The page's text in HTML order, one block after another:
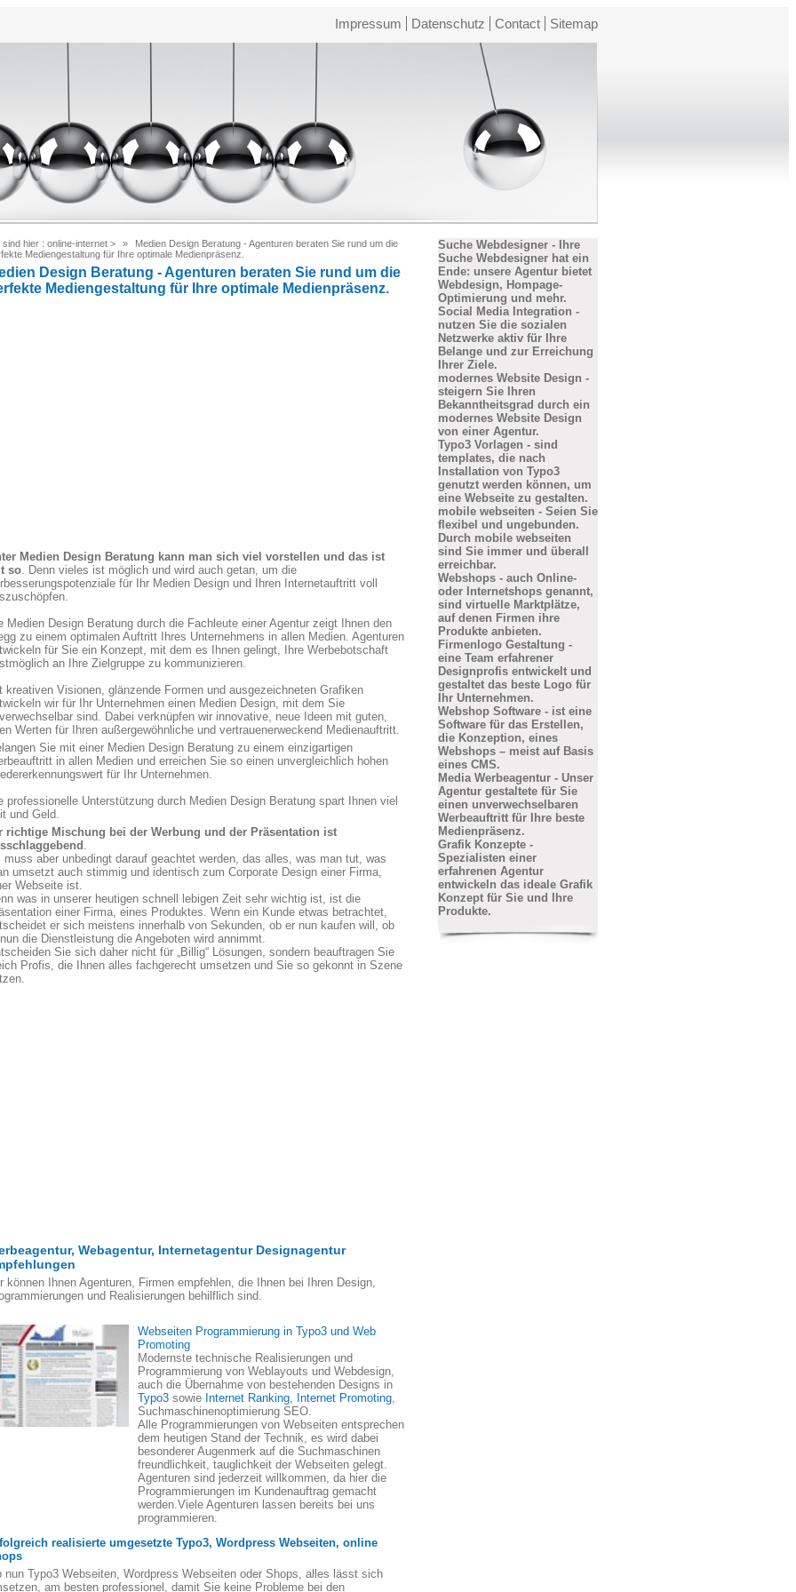
Impressum Datenschutz Contact Sitemap
sind hier : online-internet >
Medien Design Beratung - Agenturen beraten Sie rund um die
Mediengestaltung für Ihre optimale Medienpräsenz.
Design Beratung - Agenturen beraten Sie rund um die
Mediengestaltung für Ihre optimale Medienpräsenz.
Medien Design Beratung kann man sich viel vorstellen und das ist
so. Denn vieles ist möglich und wird auch getan, um die
für Ihr Medien Design und Ihren Internetauftritt voll
Medien Design Beratung durch die Fachleute einer Agentur zeigt Ihnen den
zu einem optimalen Auftritt Ihres Unternehmens in allen Medien. Agenturen
für Sie ein Konzept, mit dem es Ihnen gelingt, Ihre Werbebotschaft
an Ihre Zielgruppe zu kommunizieren.
kreativen Visionen, glänzende Formen und ausgezeichneten Grafiken
wir für Ihr Unternehmen einen Medien Design, mit dem Sie
sind. Dabei verknüpfen wir innovative, neue Ideen mit guten,
Werten für Ihren außergewöhnliche und vertrauenerweckend Medienauftritt.
Sie mit einer Medien Design Beratung zu einem einzigartigen
in allen Medien und erreichen Sie so einen unvergleichlich hohen
für Ihr Unternehmen.
professionelle Unterstützung durch Medien Design Beratung spart Ihnen viel
und Geld.
richtige Mischung bei der Werbung und der Präsentation ist
.
muss aber unbedingt darauf geachtet werden, das alles, was man tut, was
umsetzt auch stimmig und identisch zum Corporate Design einer Firma,
Webseite ist.
was in unserer heutigen schnell lebigen Zeit sehr wichtig ist, ist die
einer Firma, eines Produktes. Wenn ein Kunde etwas betrachtet,
er sich meistens innerhalb von Sekunden, ob er nun kaufen will, ob
die Dienstleistung die Angeboten wird annimmt.
Sie sich daher nicht für „Billig“ Lösungen, sondern beauftragen Sie
Profis, die Ihnen alles fachgerecht umsetzen und Sie so gekonnt in Szene
Webagentur, Internetagentur Designagentur
können Ihnen Agenturen, Firmen empfehlen, die Ihnen bei Ihren Design,
und Realisierungen behilflich sind.
Webseiten Programmierung in Typo3 und Web
Promoting
Modernste technische Realisierungen und
Programmierung von Weblayouts und Webdesign,
auch die Übernahme von bestehenden Designs in
Typo3 sowie Internet Ranking, Internet Promoting,
Suchmaschinenoptimierung SEO.
Alle Programmierungen von Webseiten entsprechen
dem heutigen Stand der Technik, es wird dabei
besonderer Augenmerk auf die Suchmaschinen
freundlichkeit, tauglichkeit der Webseiten gelegt.
Agenturen sind jederzeit willkommen, da hier die
Programmierungen im Kundenauftrag gemacht
werden.Viele Agenturen lassen bereits bei uns
programmieren.
realisierte umgesetzte Typo3, Wordpress Webseiten, online
nun Typo3 Webseiten, Wordpress Webseiten oder Shops, alles lässt sich
am besten professionel, damit Sie keine Probleme bei den
Suche Webdesigner - Ihre
Suche Webdesigner hat ein
Ende: unsere Agentur bietet
Webdesign, Hompage-
Optimierung und mehr.
Social Media Integration -
nutzen Sie die sozialen
Netzwerke aktiv für Ihre
Belange und zur Erreichung
Ihrer Ziele.
modernes Website Design -
steigern Sie Ihren
Bekanntheitsgrad durch ein
modernes Website Design
von einer Agentur.
Typo3 Vorlagen - sind
templates, die nach
Installation von Typo3
genutzt werden können, um
eine Webseite zu gestalten.
mobile webseiten - Seien Sie
flexibel und ungebunden.
Durch mobile webseiten
sind Sie immer und überall
erreichbar.
Webshops - auch Online-
oder Internetshops genannt,
sind virtuelle Marktplätze,
auf denen Firmen ihre
Produkte anbieten.
Firmenlogo Gestaltung -
eine Team erfahrener
Designprofis entwickelt und
gestaltet das beste Logo für
Ihr Unternehmen.
Webshop Software - ist eine
Software für das Erstellen,
die Konzeption, eines
Webshops – meist auf Basis
eines CMS.
Media Werbeagentur - Unser
Agentur gestaltete für Sie
einen unverwechselbaren
Werbeauftritt für Ihre beste
Medienpräsenz.
Grafik Konzepte -
Spezialisten einer
erfahrenen Agentur
entwickeln das ideale Grafik
Konzept für Sie und Ihre
Produkte.